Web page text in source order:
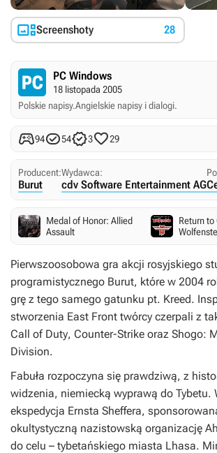
Screenshoty 28
PC Windows
18 listopada 2005
Polskie napisy.Angielskie napisy i dialogi.
9454329
Producent:
Burut
Wydawca:
cdv Software Entertainment AG
Medal of Honor: Allied
Assault
Return to
Pierwszoosobowa gra akcji rosyjskiego
programistycznego Burut, które w 2004
grę z tego samego gatunku pt. Kreed.
stworzenia East Front twórcy czerpali z
Call of Duty, Counter-Strike oraz Shogo:
Division.
Fabuła rozpoczyna się prawdziwą, z
widzenia, niemiecką wyprawą do Tybetu.
ekspedycja Ernsta Sheffera,
okultystyczną nazistowską organizację
do celu – tybetańskiego miasta Lhasa.